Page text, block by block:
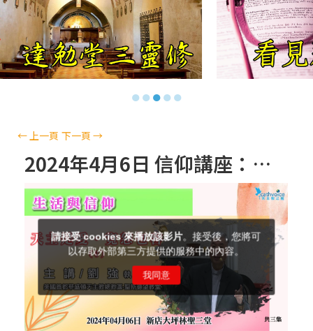
【信仰之旅】第十四集：「天主十誡(下)」
—金毓瑋 神父
【信仰之旅】第十三集：「天主十誡(上)」
—金毓瑋 神父
【信仰之旅】第十二集：「聖母、聖人」—
【信仰之旅】第十一集：「教 會」(推廣片)
【信仰之旅】第十一集：「教 會」—林必能
神父
【信仰之旅】第十集：「逾越奧蹟」— 錢玲
珠老師
●●●●●
← 上一頁 下一頁→
2024年4月6日 信仰講座：天主是愛．寬恕包容 （3）